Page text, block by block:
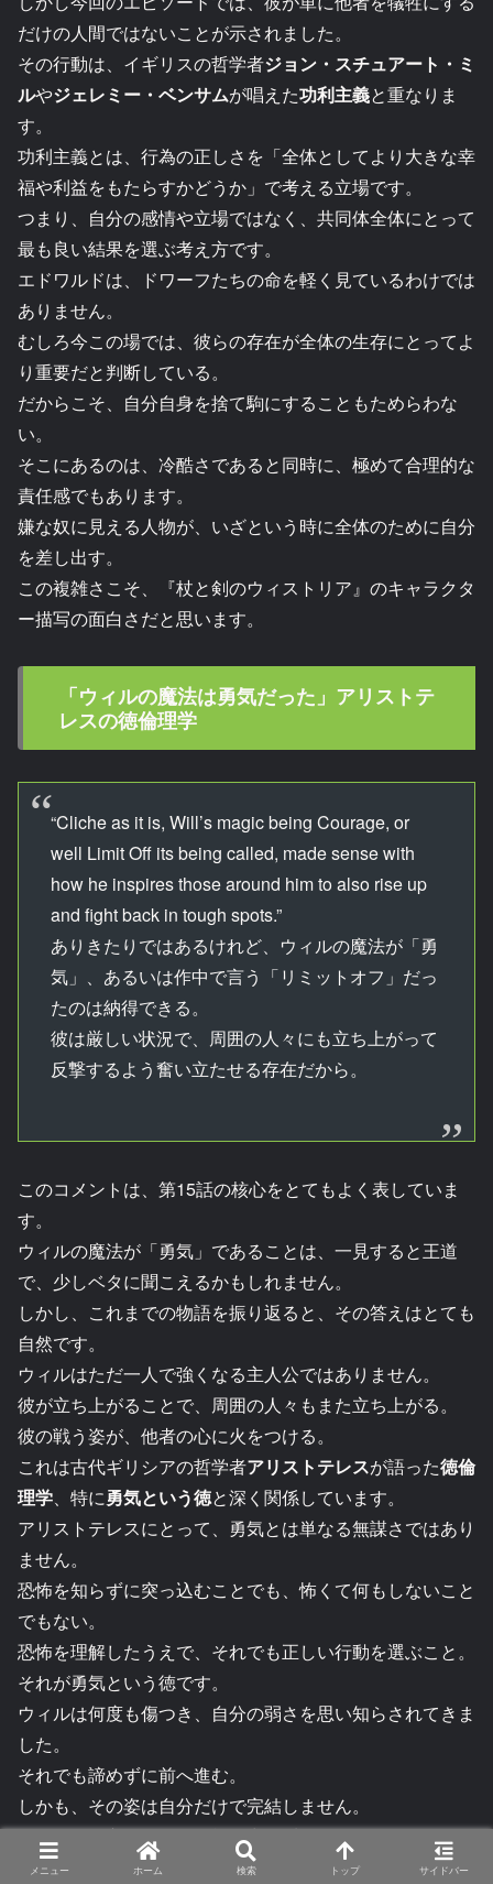
だけの人間ではないことが示されました。
その行動は、イギリスの哲学者ジョン・スチュアート・ミ
ルやジェレミー・ベンサムが唱えた功利主義と重なりま
す。
功利主義とは、行為の正しさを「全体としてより大きな幸
福や利益をもたらすかどうか」で考える立場です。
つまり、自分の感情や立場ではなく、共同体全体にとって
最も良い結果を選ぶ考え方です。
エドワルドは、ドワーフたちの命を軽く見ているわけでは
ありません。
むしろ今この場では、彼らの存在が全体の生存にとってよ
り重要だと判断している。
だからこそ、自分自身を捨て駒にすることもためらわな
い。
そこにあるのは、冷酷さであると同時に、極めて合理的な
責任感でもあります。
嫌な奴に見える人物が、いざという時に全体のために自分
を差し出す。
この複雑さこそ、『杖と剣のウィストリア』のキャラクタ
ー描写の面白さだと思います。
「ウィルの魔法は勇気だった」アリストテ
レスの徳倫理学
“Cliche as it is, Will’s magic being Courage, or
well Limit Off its being called, made sense with
how he inspires those around him to also rise up
and fight back in tough spots.”
ありきたりではあるけれど、ウィルの魔法が「勇
気」、あるいは作中で言う「リミットオフ」だっ
たのは納得できる。
彼は厳しい状況で、周囲の人々にも立ち上がって
反撃するよう奮い立たせる存在だから。
このコメントは、第15話の核心をとてもよく表していま
す。
ウィルの魔法が「勇気」であることは、一見すると王道
で、少しベタに聞こえるかもしれません。
しかし、これまでの物語を振り返ると、その答えはとても
自然です。
ウィルはただ一人で強くなる主人公ではありません。
彼が立ち上がることで、周囲の人々もまた立ち上がる。
彼の戦う姿が、他者の心に火をつける。
これは古代ギリシアの哲学者アリストテレスが語った徳倫
理学、特に勇気という徳と深く関係しています。
アリストテレスにとって、勇気とは単なる無謀さではあり
ません。
恐怖を知らずに突っ込むことでも、怖くて何もしないこと
でもない。
恐怖を理解したうえで、それでも正しい行動を選ぶこと。
それが勇気という徳です。
ウィルは何度も傷つき、自分の弱さを思い知らされてきま
した。
それでも諦めずに前へ進む。
しかも、その姿は自分だけで完結しません。
仲間たちの心を動かし、戦う力を呼び起こしていく。
だからこそ「ウィルの魔法は勇気」という答えには、単な
メニュー ホーム 検索 トップ サイドバー